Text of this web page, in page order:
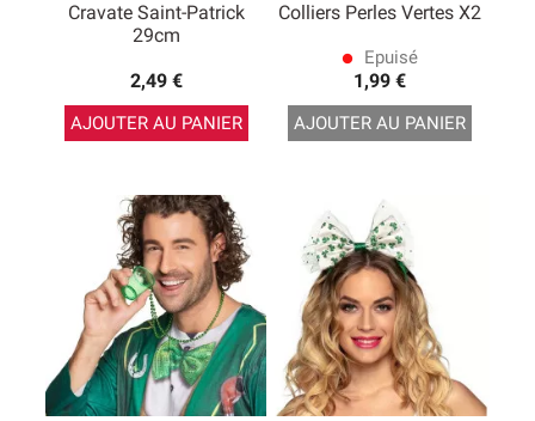
Cravate Saint-Patrick
29cm
2,49 €
AJOUTER AU PANIER
Colliers Perles Vertes X2
lens Epuisé
1,99 €
AJOUTER AU PANIER